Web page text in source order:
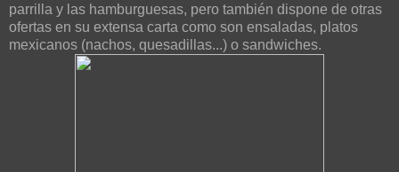
parrilla y las hamburguesas, pero también dispone de otras
ofertas en su extensa carta como son ensaladas, platos
mexicanos (nachos, quesadillas...) o sandwiches.